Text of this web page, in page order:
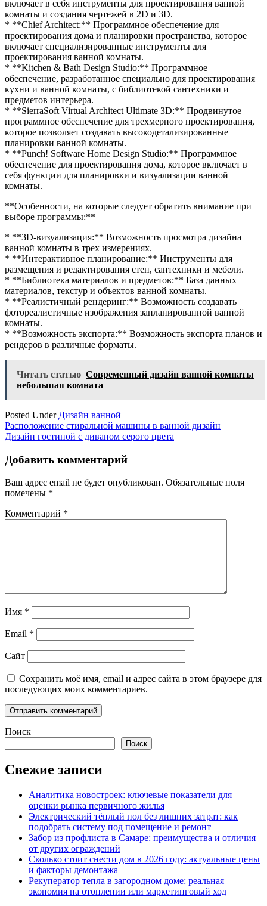
включает в себя инструменты для проектирования ванной
комнаты и создания чертежей в 2D и 3D.
* **Chief Architect:** Программное обеспечение для
проектирования дома и планировки пространства, которое
включает специализированные инструменты для
проектирования ванной комнаты.
* **Kitchen & Bath Design Studio:** Программное
обеспечение, разработанное специально для проектирования
кухни и ванной комнаты, с библиотекой сантехники и
предметов интерьера.
* **SierraSoft Virtual Architect Ultimate 3D:** Продвинутое
программное обеспечение для трехмерного проектирования,
которое позволяет создавать высокодетализированные
планировки ванной комнаты.
* **Punch! Software Home Design Studio:** Программное
обеспечение для проектирования дома, которое включает в
себя функции для планировки и визуализации ванной
комнаты.
**Особенности, на которые следует обратить внимание при
выборе программы:**
* **3D-визуализация:** Возможность просмотра дизайна
ванной комнаты в трех измерениях.
* **Интерактивное планирование:** Инструменты для
размещения и редактирования стен, сантехники и мебели.
* **Библиотека материалов и предметов:** База данных
материалов, текстур и объектов ванной комнаты.
* **Реалистичный рендеринг:** Возможность создавать
фотореалистичные изображения запланированной ванной
комнаты.
* **Возможность экспорта:** Возможность экспорта планов и
рендеров в различные форматы.
Читать статью Современный дизайн ванной комнаты
небольшая комната
Posted Under Дизайн ванной
Навигация
по
записям
Расположение стиральной машины в ванной дизайн
Дизайн гостиной с диваном серого цвета
Добавить комментарий
Ваш адрес email не будет опубликован. Обязательные поля
помечены *
Комментарий *
Имя *
Email *
Сайт
Сохранить моё имя, email и адрес сайта в этом браузере для
последующих моих комментариев.
Поиск
Поиск
Свежие записи
Аналитика новостроек: ключевые показатели для
оценки рынка первичного жилья
Электрический тёплый пол без лишних затрат: как
подобрать систему под помещение и ремонт
Забор из профлиста в Самаре: преимущества и отличия
от других ограждений
Сколько стоит снести дом в 2026 году: актуальные цены
и факторы демонтажа
Рекуператор тепла в загородном доме: реальная
экономия на отоплении или маркетинговый ход